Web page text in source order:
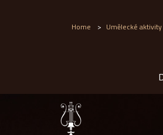
Home > Umělecké aktivity